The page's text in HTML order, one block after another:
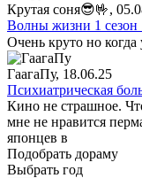
Крутая соня😎🤟,
Волны жизни 1 сезон
Очень круто но когда
ГаагаПу, 18.06.25
Психиатрическая
Кино не страшное.
мне не нравится
японцев в
Подобрать дораму
Выбрать год